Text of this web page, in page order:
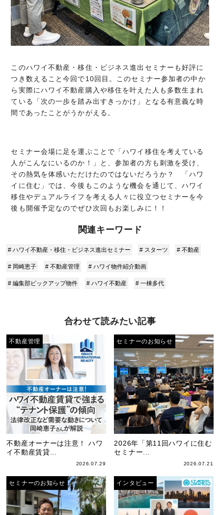
このハワイ不動産・移住・ビジネス進出セミナーも好評に
つき数えること今回で10回目。このセミナー参加者の中か
ら実際にハワイ不動産購入や移住を叶えた人も多数生まれ
ている「次の一歩を踏み出すきっかけ」となる有意義な時
間であったことがうかがえる。
セミナー会場に足を運ぶことで「ハワイ移住を考えている
人がこんなにいるのか！」と、参加者の方も刺激を受け、
その熱気を体感いただけたのではないだろうか？ 「ハワ
イに住む」では、今後もこのような機会を通じて、ハワイ
移住やデュアルライフを考える人々に役立つセミナーを今
後も開催予定なのでぜひ次回もお楽しみに！！
関連キーワード
# ハワイ不動産・移住・ビジネス進出セミナー # スターツ # 不動産
# 岡崎恵子 # 不動産管理 # ハワイ物件紹介動画
# 編集部ピックアップ物件 # ハワイ不動産 # 一棟多代
合わせて読みたい記事
不動産管理
不動産オーナーは注意！ ハワ
イ不動産賃貸...
2026.07.29
セミナーのお知らせ
2026年「第11回ハワイに住む
セミナー...
2026.07.21
セミナーのお知らせ インタビュー